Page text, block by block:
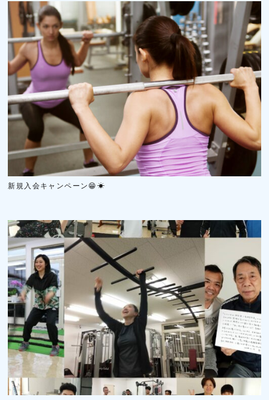
新規入会キャンペーン😁☀